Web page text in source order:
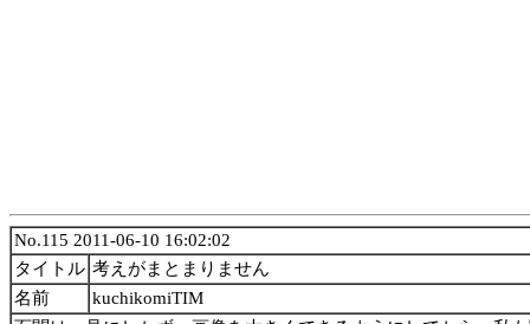
No.115 2011-06-10 16:02:02
タイトル 考えがまとまりません
名前
kuchikomiTIM